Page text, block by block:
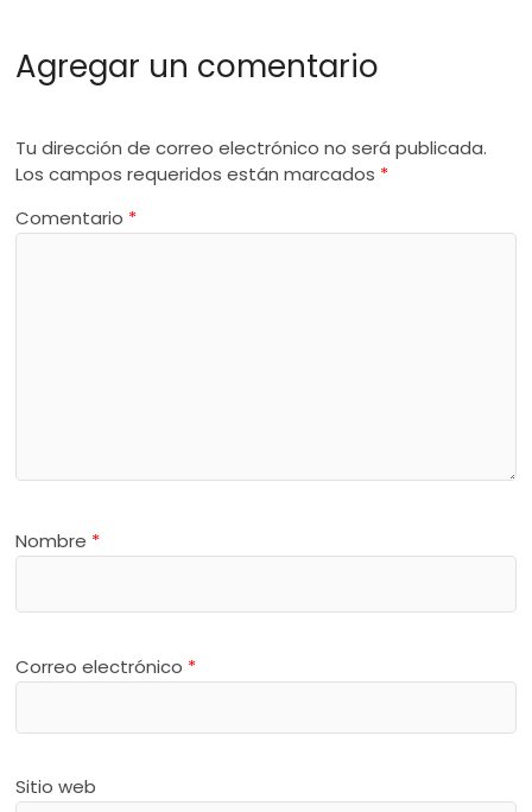
Agregar un comentario
Tu dirección de correo electrónico no será publicada.
Los campos requeridos están marcados *
Comentario *
Nombre *
Correo electrónico *
Sitio web